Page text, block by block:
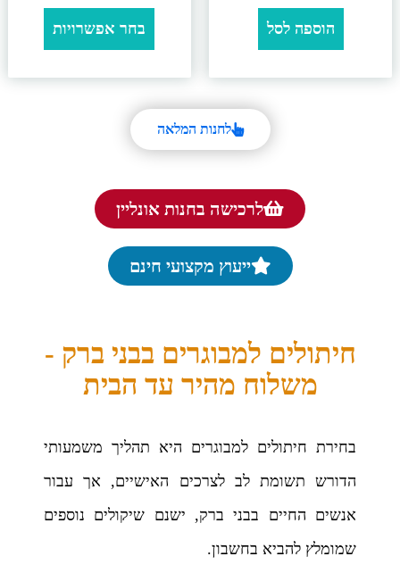
הוספה לסל בחר אפשרויות
לחנות המלאה
לרכישה בחנות אונליין
ייעוץ מקצועי חינם
חיתולים למבוגרים בבני ברק -
משלוח מהיר עד הבית
בחירת חיתולים למבוגרים היא תהליך משמעותי
הדורש תשומת לב לצרכים האישיים, אך עבור
אנשים החיים בבני ברק, ישנם שיקולים נוספים
שמומלץ להביא בחשבון.